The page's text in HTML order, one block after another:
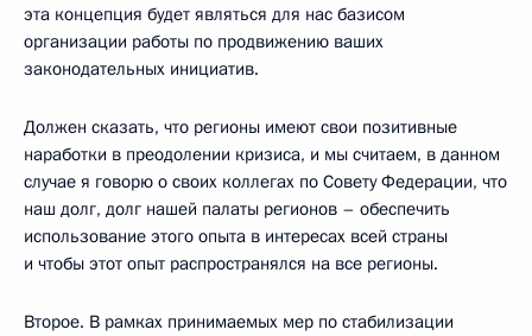
эта концепция будет являться для нас базисом
организации работы по продвижению ваших
законодательных инициатив.
Должен сказать, что регионы имеют свои позитивные
наработки в преодолении кризиса, и мы считаем, в данном
случае я говорю о своих коллегах по Совету Федерации, что
наш долг, долг нашей палаты регионов – обеспечить
использование этого опыта в интересах всей страны
и чтобы этот опыт распространялся на все регионы.
Второе. В рамках принимаемых мер по стабилизации